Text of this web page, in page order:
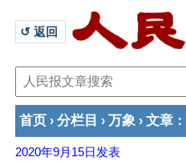
↺ 返回
首页 › 分栏目 › 万象 › 文章 ：
2020年9月15日 发表